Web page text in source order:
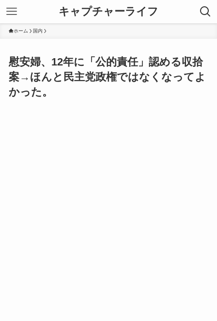
キャプチャーライフ
ホーム 国内
慰安婦、12年に「公的責任」認める収拾
案→ほんと民主党政権ではなくなってよ
かった。